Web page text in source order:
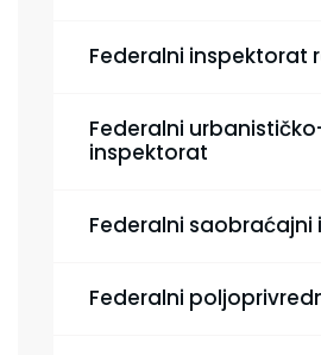
Federalni inspektorat
Federalni
inspektorat
Federalni
Federalni